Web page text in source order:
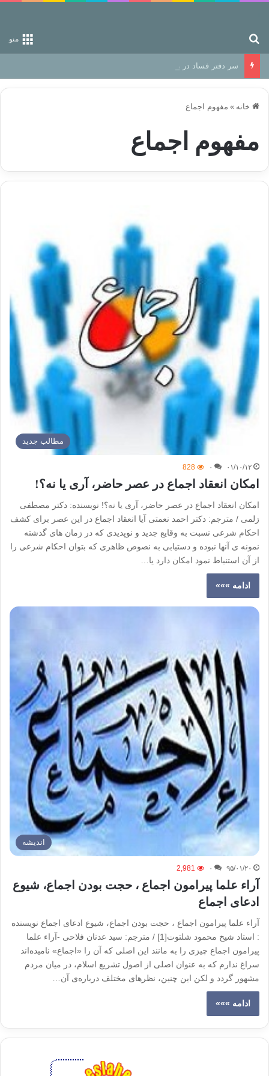
منو
سر دفتر فساد در زمین‌، دوری وکناره‌گیری از راه خداست‌!
خانه » مفهوم اجماع
مفهوم اجماع
مطالب جدید
۰۱/۱۰/۱۲ ۰ 828
امکان انعقاد اجماع در عصر حاضر، آری یا نه؟!
امکان انعقاد اجماع در عصر حاضر، آری یا نه؟! نویسنده: دکتر مصطفی
زلمی / مترجم: دکتر احمد نعمتی آیا انعقاد اجماع در این عصر برای کشف
احکام شرعی نسبت به وقایع جدید و نوپدیدی که در زمان های گذشته
نمونه ی آنها نبوده و دستیابی به نصوص ظاهری که بتوان احکام شرعی را
از آن استنباط نمود امکان دارد یا…
ادامه »»»
اندیشه
۹۵/۰۱/۲۰ ۰ 2,981
آراء علما پیرامون اجماع ، حجت بودن اجماع، شیوع
ادعای اجماع
آراء علما پیرامون اجماع ، حجت بودن اجماع، شیوع ادعای اجماع نویسنده
: استاد شیخ محمود شلتوت[1] / مترجم: سید عدنان فلاحی -آراء علما
پیرامون اجماع چیزی را به مانند این اصلی که آن را «اجماع» نامیده‌اند
سراغ ندارم که به عنوان اصلی از اصول تشریع اسلام، در میان مردم
مشهور گردد و لکن این چنین، نظرهای مختلف درباره‌ی آن…
ادامه »»»